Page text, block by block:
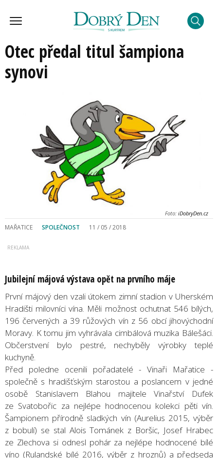
Otec předal titul šampiona
synovi
Foto: iDobryDen.cz
MAŘATICE SPOLEČNOST 11 / 05 / 2018
Jubilejní májová výstava opět na prvního máje
První májový den vzali útokem zimní stadion v Uherském
Hradišti milovníci vína. Měli možnost ochutnat 546 bílých,
196 červených a 39 růžových vín z 56 obcí jihovýchodní
Moravy. K tomu jim vyhrávala cimbálová muzika Bálešáci.
Občerstvení bylo pestré, nechyběly výrobky teplé
kuchyně.
Před poledne ocenili pořadatelé - Vinaři Mařatice -
společně s hradišťským starostou a poslancem v jedné
osobě Stanislavem Blahou majitele Vinařství Dufek
ze Svatobořic za nejlépe hodnocenou kolekci pěti vín.
Šampionem přírodně sladkých vín (Aurelius 2015, výběr
z bobulí) se stal Alois Tománek z Boršic, Josef Hrabec
ze Zlechova si odnesl pohár za nejlépe hodnocené bílé
víno (Rulandské bílé 2016, výběr z hroznů) a předseda